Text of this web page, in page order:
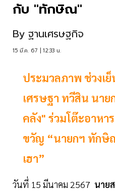
กับ "ทักษิณ"
By ฐานเศรษฐกิจ
15 มี.ค. 67 | 12:33 น.
ประมวลภาพ ช่วงเ
เศรษฐา ทวีสิน นา
คลัง" ร่วมโต๊ะอาหา
ขวัญ “นายกฯ ทักษิ
เฮา”
วันที่ 15 มีนาคม 2567 นาย